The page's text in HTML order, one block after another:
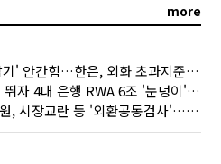
more
'달러 붙잡기' 안간힘…한은, 외화 초과지준에 이자 6개월 더
환율 14원 뛰자 4대 은행 RWA 6조 '눈덩이'…2배 뛴 2분기는?
한은·금감원, 시장교란 등 '외환공동검사'…환율 급등 전방위 대응